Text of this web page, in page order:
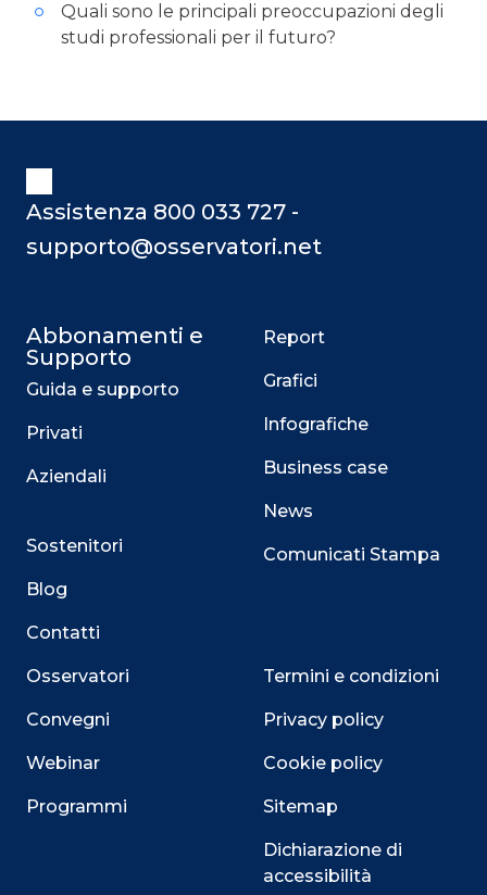
Quali sono le principali preoccupazioni degli
studi professionali per il futuro?
Assistenza 800 033 727 -
supporto@osservatori.net
Abbonamenti e
Supporto
Guida e supporto
Privati
Aziendali
Sostenitori
Blog
Contatti
Osservatori
Convegni
Webinar
Programmi
Report
Grafici
Infografiche
Business case
News
Comunicati Stampa
Termini e condizioni
Privacy policy
Cookie policy
Sitemap
Dichiarazione di
accessibilità